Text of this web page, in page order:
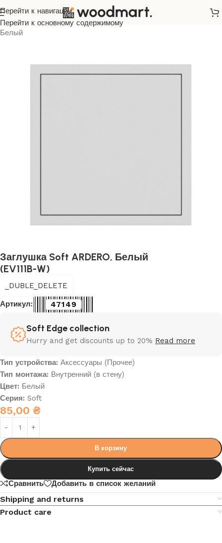
Перейти к навигации
Перейти к основному содержимому
Главная/ Розетки и выключатели/
Белый
Заглушка Soft ARDERO, Белый
(EV111B-W)
_DUBLE_DELETE
Артикул: 47149
Soft Edge collection
Hurry and get discounts up to 20% Read more
Тип устройства: Аксессуары (Прочее)
Тип монтажа: Внутренний (в стену)
Цвет: Белый
Серия: Soft
85,00 ₴
В корзину
Купить сейчас
Сравнить Добавить в список желаний
Shipping and returns
Product care